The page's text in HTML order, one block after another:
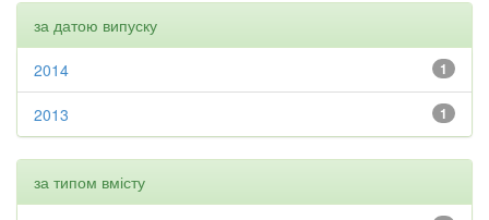
за датою випуску
1
2014
1
2013
за типом вмісту